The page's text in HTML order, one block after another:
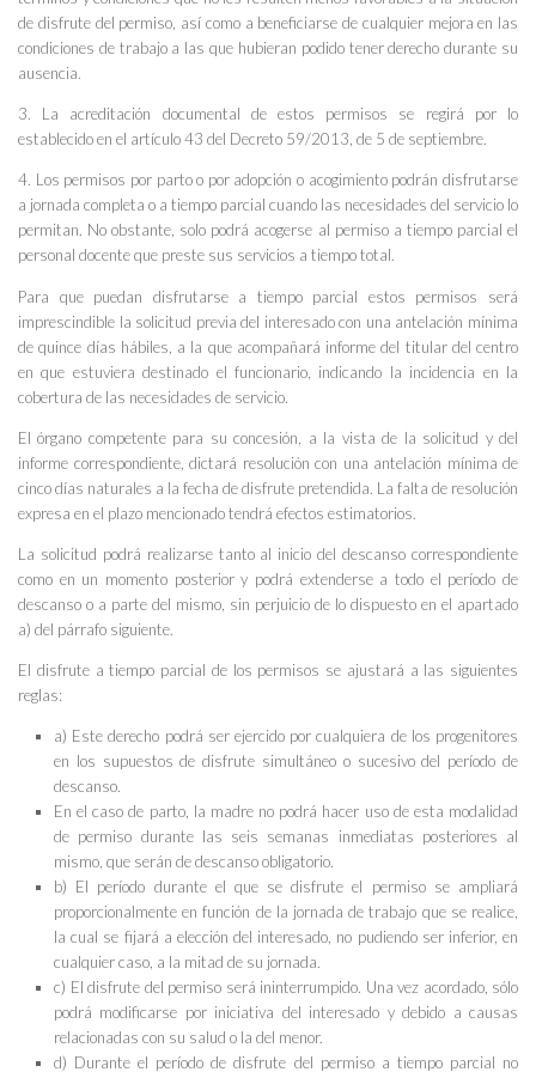
de disfrute del permiso, así como a beneficiarse de cualquier mejora en las
condiciones de trabajo a las que hubieran podido tener derecho durante su
ausencia.
3. La acreditación documental de estos permisos se regirá por lo
establecido en el artículo 43 del Decreto 59/2013, de 5 de septiembre.
4. Los permisos por parto o por adopción o acogimiento podrán disfrutarse
a jornada completa o a tiempo parcial cuando las necesidades del servicio lo
permitan. No obstante, solo podrá acogerse al permiso a tiempo parcial el
personal docente que preste sus servicios a tiempo total.
Para que puedan disfrutarse a tiempo parcial estos permisos será
imprescindible la solicitud previa del interesado con una antelación mínima
de quince días hábiles, a la que acompañará informe del titular del centro
en que estuviera destinado el funcionario, indicando la incidencia en la
cobertura de las necesidades de servicio.
El órgano competente para su concesión, a la vista de la solicitud y del
informe correspondiente, dictará resolución con una antelación mínima de
cinco días naturales a la fecha de disfrute pretendida. La falta de resolución
expresa en el plazo mencionado tendrá efectos estimatorios.
La solicitud podrá realizarse tanto al inicio del descanso correspondiente
como en un momento posterior y podrá extenderse a todo el período de
descanso o a parte del mismo, sin perjuicio de lo dispuesto en el apartado
a) del párrafo siguiente.
El disfrute a tiempo parcial de los permisos se ajustará a las siguientes
reglas:
a) Este derecho podrá ser ejercido por cualquiera de los progenitores
en los supuestos de disfrute simultáneo o sucesivo del período de
descanso.
En el caso de parto, la madre no podrá hacer uso de esta modalidad
de permiso durante las seis semanas inmediatas posteriores al
mismo, que serán de descanso obligatorio.
b) El período durante el que se disfrute el permiso se ampliará
proporcionalmente en función de la jornada de trabajo que se realice,
la cual se fijará a elección del interesado, no pudiendo ser inferior, en
cualquier caso, a la mitad de su jornada.
c) El disfrute del permiso será ininterrumpido. Una vez acordado, sólo
podrá modificarse por iniciativa del interesado y debido a causas
relacionadas con su salud o la del menor.
d) Durante el período de disfrute del permiso a tiempo parcial no